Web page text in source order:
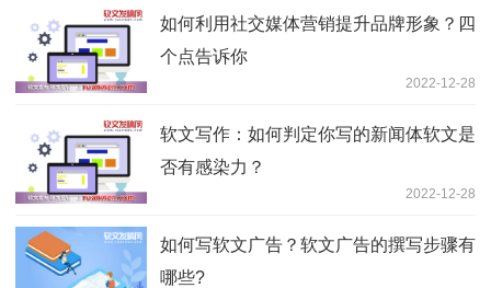
如何利用社交媒体营销提升品牌形象？四
个点告诉你
2022-12-28
软文写作：如何判定你写的新闻体软文是
否有感染力？
2022-12-28
如何写软文广告？软文广告的撰写步骤有
哪些?